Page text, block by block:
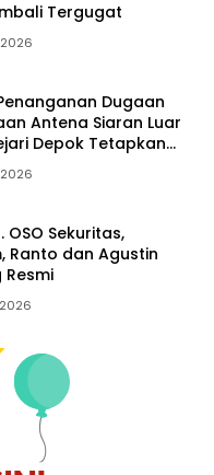
Tergugat
Dugaan
Antena Siaran Luar
Depok Tetapkan
OSO Sekuritas,
Ranto dan Agustin
Resmi